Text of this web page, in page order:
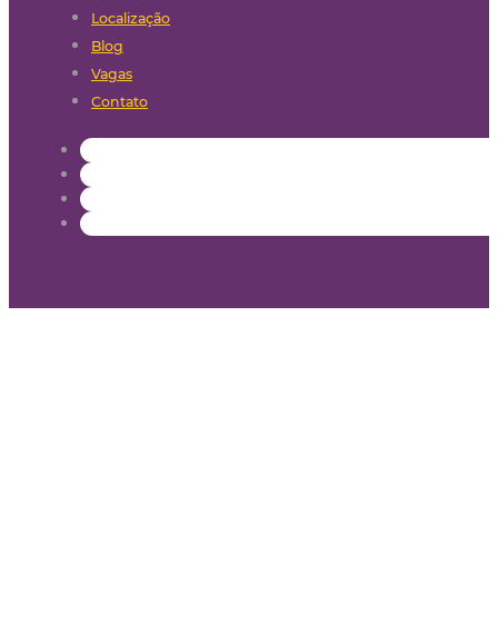
Localização
Blog
Vagas
Contato